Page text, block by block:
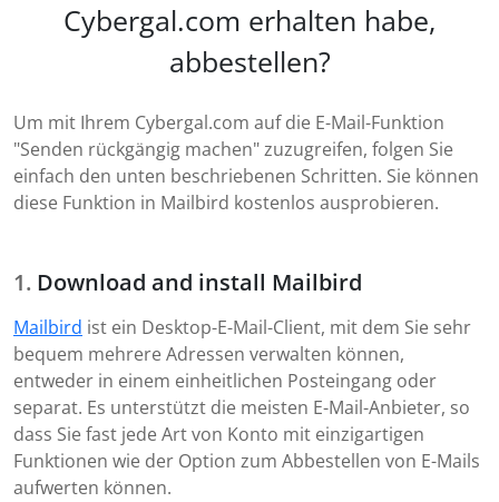
Cybergal.com erhalten habe,
abbestellen?
Um mit Ihrem Cybergal.com auf die E-Mail-Funktion
"Senden rückgängig machen" zuzugreifen, folgen Sie
einfach den unten beschriebenen Schritten. Sie können
diese Funktion in Mailbird kostenlos ausprobieren.
Download and install Mailbird
Mailbird ist ein Desktop-E-Mail-Client, mit dem Sie sehr
bequem mehrere Adressen verwalten können,
entweder in einem einheitlichen Posteingang oder
separat. Es unterstützt die meisten E-Mail-Anbieter, so
dass Sie fast jede Art von Konto mit einzigartigen
Funktionen wie der Option zum Abbestellen von E-Mails
aufwerten können.